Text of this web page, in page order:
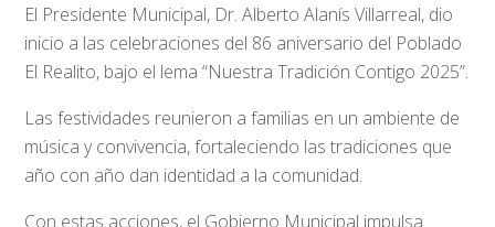
El Presidente Municipal, Dr. Alberto Alanís Villarreal, dio
inicio a las celebraciones del 86 aniversario del Poblado
El Realito, bajo el lema “Nuestra Tradición Contigo 2025”.
Las festividades reunieron a familias en un ambiente de
música y convivencia, fortaleciendo las tradiciones que
año con año dan identidad a la comunidad.
Con estas acciones, el Gobierno Municipal impulsa